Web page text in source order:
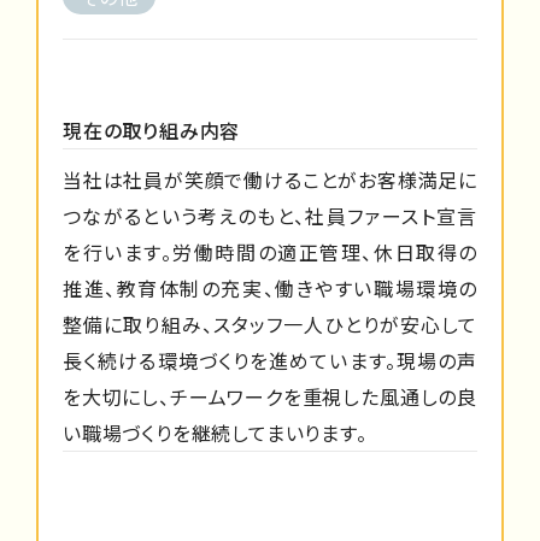
現在の取り組み内容
当社は社員が笑顔で働けることがお客様満足に
つながるという考えのもと、社員ファースト宣言
を行います。労働時間の適正管理、休日取得の
推進、教育体制の充実、働きやすい職場環境の
整備に取り組み、スタッフ一人ひとりが安心して
長く続ける環境づくりを進めています。現場の声
を大切にし、チームワークを重視した風通しの良
い職場づくりを継続してまいります。